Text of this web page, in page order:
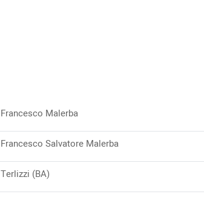
Francesco Malerba
Francesco Salvatore Malerba
Terlizzi (BA)